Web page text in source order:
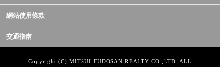
網站使用條款
交通指南
Copyright (C) MITSUI FUDOSAN REALTY CO.,LTD. ALL